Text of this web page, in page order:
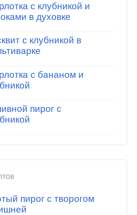
с клубникой и
в духовке
с клубникой в
с бананом и
пирог с
пирог с творогом